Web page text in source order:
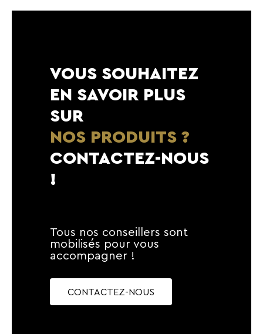
VOUS SOUHAITEZ
EN SAVOIR PLUS
SUR
NOS PRODUITS ?
CONTACTEZ-NOUS
!
Tous nos conseillers sont
mobilisés pour vous
accompagner !
CONTACTEZ-NOUS